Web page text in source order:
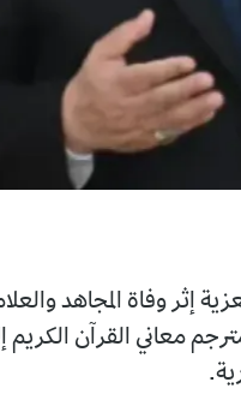
المجاهد والعلامة سي
الكريم إلى اللغة